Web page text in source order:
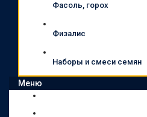
Фасоль, горох
Физалис
Наборы и смеси семян
Меню